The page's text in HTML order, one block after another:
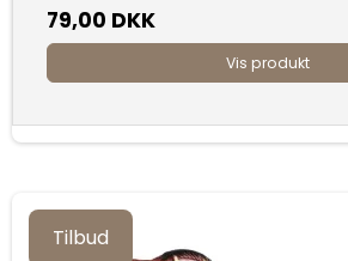
79,00 DKK
Vis produkt
Tilbud